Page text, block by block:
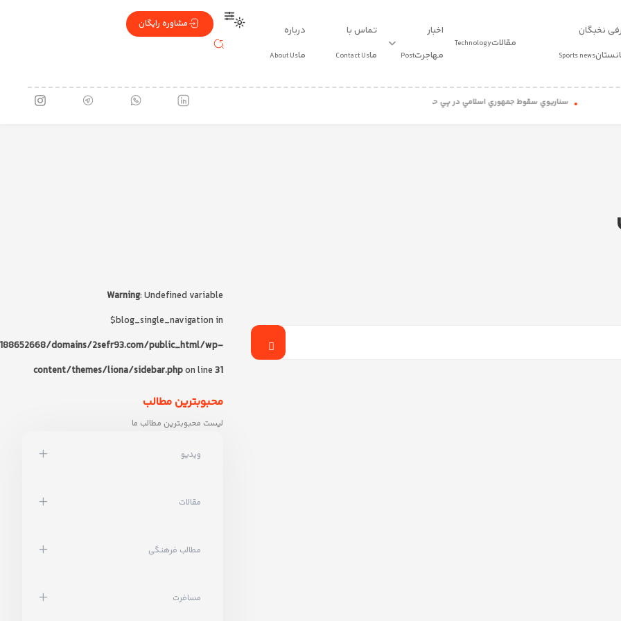
نخبگان
Sports news
مقالاتTechnology
اخبار
مهاجرتPost
تماس با
ماContact Us
درباره
ماAbout Us
مشاوره رایگان
سناريوي سقوط جمهوري اسلامي در پي حمله خارجي: روايتي مستند
Warning: Undefined variable
$blog_single_navigation in
domains/2sefr93.com/public_html/wp-
content/themes/liona/sidebar.phpon line31
محبوبترین مطالب
لیست محبوبترین مطالب ما
ویدیو
مقالات
مطالب فرهنگی
مسافرت